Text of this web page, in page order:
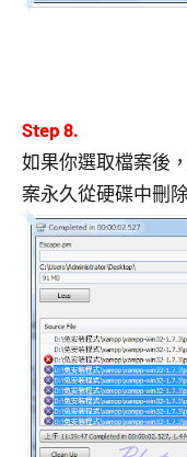
Step 8.
如果你選取檔案後
案永久從硬碟中刪